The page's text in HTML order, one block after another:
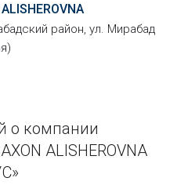
район, ул. Мирабад
о компании
ALISHEROVNA